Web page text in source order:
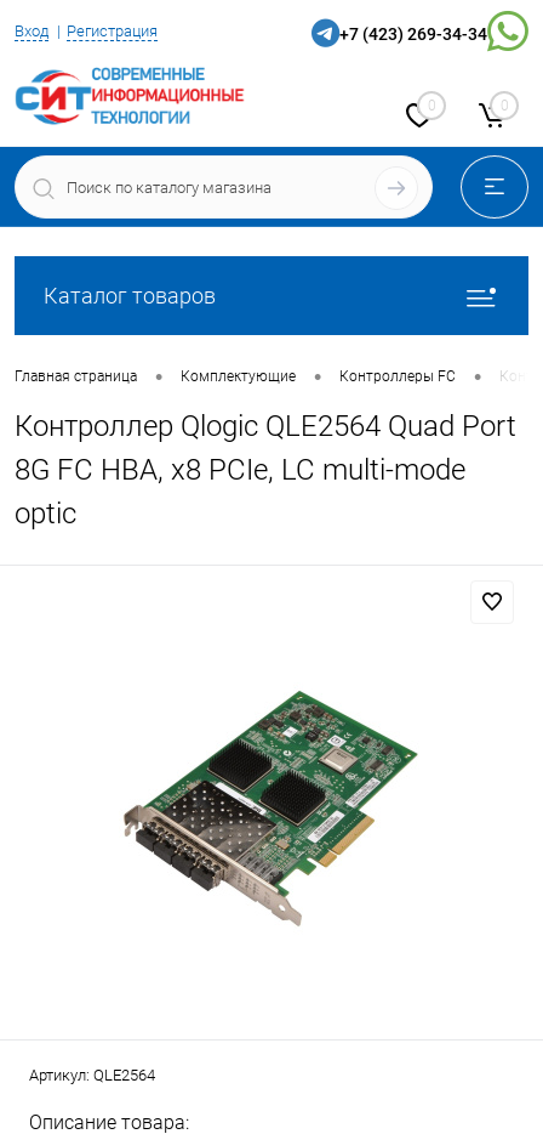
Вход Регистрация +7 (423) 269-34-34
0 0
Каталог товаров
Главная страница • Комплектующие • Контроллеры FC •
Контроллер Qlogic QLE2564 Quad Port
8G FC HBA, x8 PCIe, LC multi-mode
optic
Артикул: QLE2564
Описание товара: